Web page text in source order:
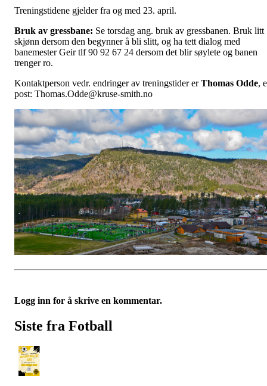
Treningstidene gjelder fra og med 23. april.
Bruk av gressbane: Se torsdag ang. bruk av gressbanen. Bruk litt
skjønn dersom den begynner å bli slitt, og ha tett dialog med
banemester Geir tlf 90 92 67 24 dersom det blir søylete og banen
trenger ro.
Kontaktperson vedr. endringer av treningstider erThomas Odde,
post: Thomas.Odde@kruse-smith.no
Logg inn for å skrive en kommentar.
Siste fra Fotball